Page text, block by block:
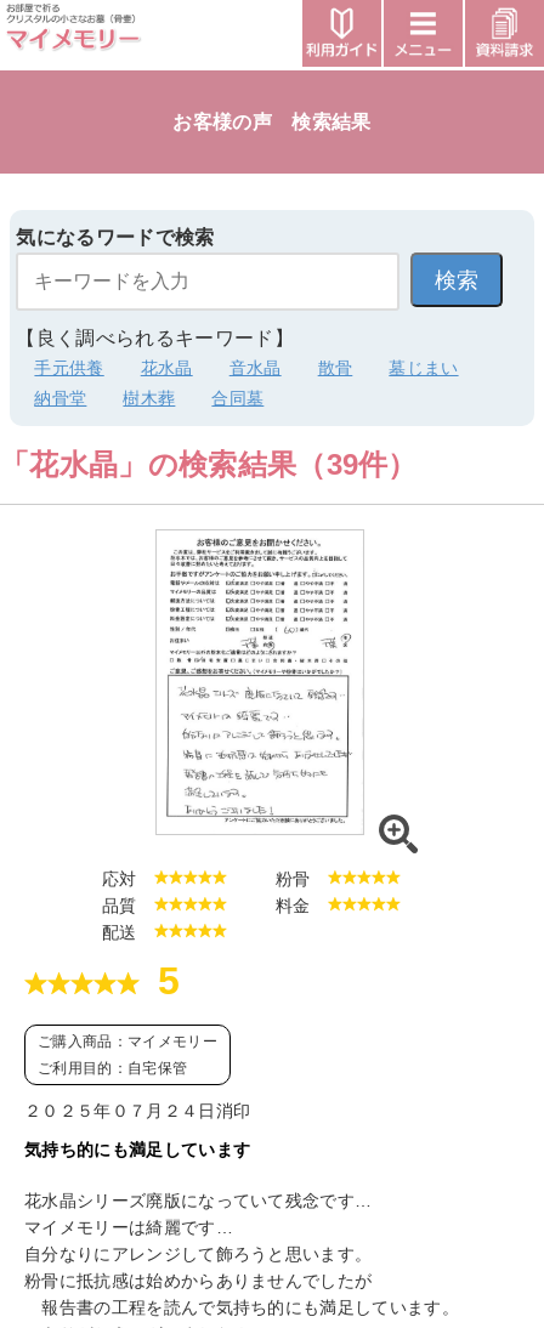
お客様の声 検索結果
気になるワードで検索
【良く調べられるキーワード】
手元供養 花水晶 音水晶 散骨
墓じまい
納骨堂
樹木葬 合同墓
「花水晶」の検索結果（39件）
応対
粉骨
品質
料金
配送
5
ご購入商品：マイメモリー
ご利用目的：自宅保管
２０２５年０７月２４日消印
気持ち的にも満足しています
花水晶シリーズ廃版になっていて残念です…
マイメモリーは綺麗です…
自分なりにアレンジして飾ろうと思います。
粉骨に抵抗感は始めからありませんでしたが
報告書の工程を読んで気持ち的にも満足しています。